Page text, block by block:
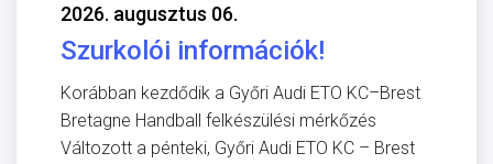
2026. augusztus 06.
Szurkolói információk!
Korábban kezdődik a Győri Audi ETO KC–Brest
Bretagne Handball felkészülési mérkőzés
Változott a pénteki, Győri Audi ETO KC – Brest